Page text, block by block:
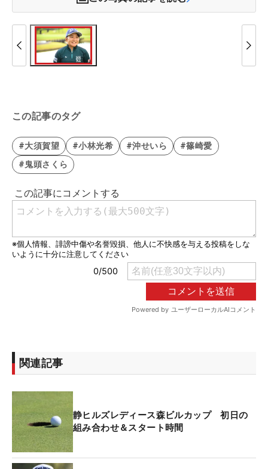
この記事のタグ
#大須賀望 #小林光希 #沖せいら
#篠崎愛
#鬼頭さくら
関連記事
静ヒルズレディース森ビルカップ 初日の
組み合わせ＆スタート時間